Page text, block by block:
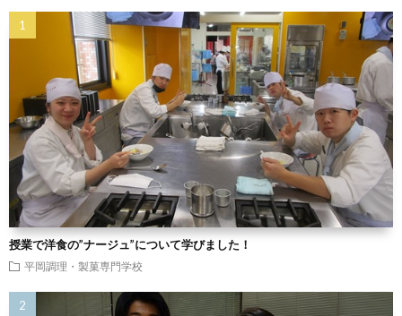
授業で洋食の”ナージュ”について学びました！
平岡調理・製菓専門学校